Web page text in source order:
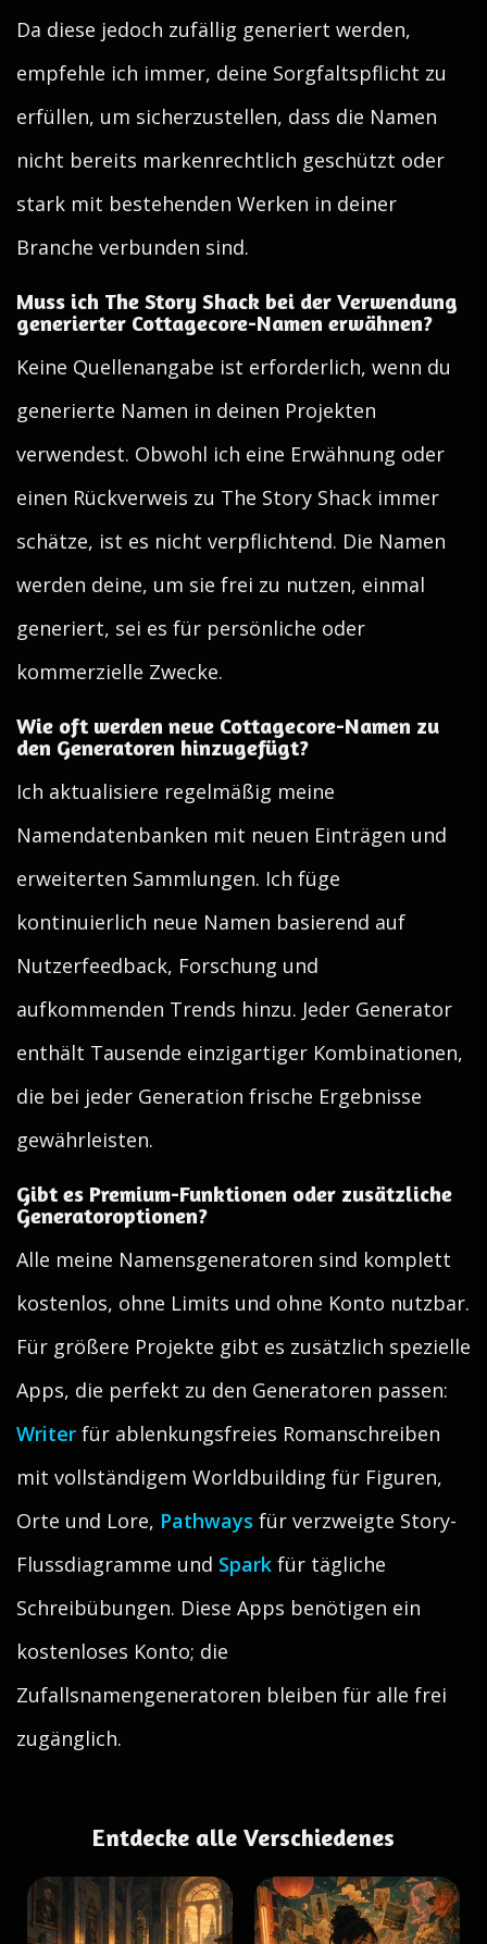
Da diese jedoch zufällig generiert werden,
empfehle ich immer, deine Sorgfaltspflicht zu
erfüllen, um sicherzustellen, dass die Namen
nicht bereits markenrechtlich geschützt oder
stark mit bestehenden Werken in deiner
Branche verbunden sind.
Muss ich The Story Shack bei der Verwendung
generierter Cottagecore-Namen erwähnen?
Keine Quellenangabe ist erforderlich, wenn du
generierte Namen in deinen Projekten
verwendest. Obwohl ich eine Erwähnung oder
einen Rückverweis zu The Story Shack immer
schätze, ist es nicht verpflichtend. Die Namen
werden deine, um sie frei zu nutzen, einmal
generiert, sei es für persönliche oder
kommerzielle Zwecke.
Wie oft werden neue Cottagecore-Namen zu
den Generatoren hinzugefügt?
Ich aktualisiere regelmäßig meine
Namendatenbanken mit neuen Einträgen und
erweiterten Sammlungen. Ich füge
kontinuierlich neue Namen basierend auf
Nutzerfeedback, Forschung und
aufkommenden Trends hinzu. Jeder Generator
enthält Tausende einzigartiger Kombinationen,
die bei jeder Generation frische Ergebnisse
gewährleisten.
Gibt es Premium-Funktionen oder zusätzliche
Generatoroptionen?
Alle meine Namensgeneratoren sind komplett
kostenlos, ohne Limits und ohne Konto nutzbar.
Für größere Projekte gibt es zusätzlich spezielle
Apps, die perfekt zu den Generatoren passen:
Writer für ablenkungsfreies Romanschreiben
mit vollständigem Worldbuilding für Figuren,
Orte und Lore, Pathways für verzweigte Story-
Flussdiagramme und Spark für tägliche
Schreibübungen. Diese Apps benötigen ein
kostenloses Konto; die
Zufallsnamengeneratoren bleiben für alle frei
zugänglich.
Entdecke alle Verschiedenes